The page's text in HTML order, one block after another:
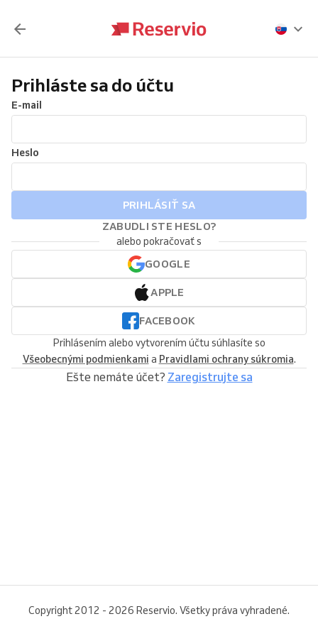
Prihláste sa do účtu
E-mail
Heslo
PRIHLÁSIŤ SA
ZABUDLI STE HESLO?
alebo pokračovať s
GOOGLE
APPLE
FACEBOOK
Prihlásením alebo vytvorením účtu súhlasíte so
Všeobecnými podmienkami a Pravidlami ochrany súkromia.
Ešte nemáte účet? Zaregistrujte sa
Copyright 2012 - 2026 Reservio. Všetky práva vyhradené.